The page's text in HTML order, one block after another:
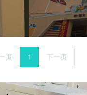
页 1 下一页